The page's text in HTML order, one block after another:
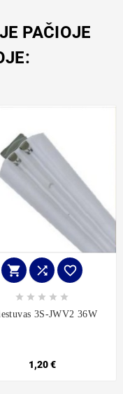
PAČIOJE
  
    
3S-JWV2 36W
1,20 €